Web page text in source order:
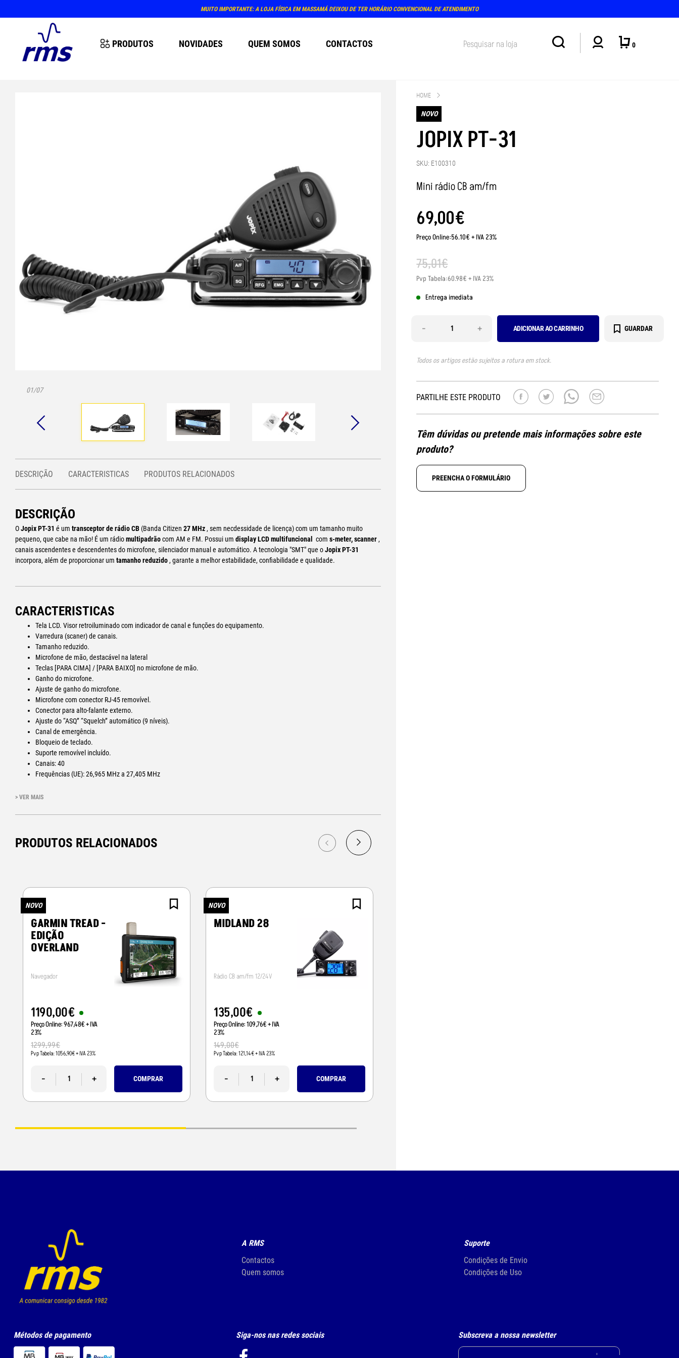
MUITO IMPORTANTE: A LOJA FÍSICA EM MASSAMÁ DEIXOU DE TER HORÁRIO CONVENCIONAL DE ATENDIMENTO
PRODUTOS NOVIDADES QUEM SOMOS CONTACTOS 0
01/07
DESCRIÇÃO CARACTERISTICAS PRODUTOS RELACIONADOS
DESCRIÇÃO
OJopix PT-31 é umtransceptor de rádio CB (Banda Citizen27 MHz, sem necdessidade de licença) com um tamanho muito
pequeno, que cabe na mão! É um rádiomultipadrãocom AM e FM. Possui umdisplayLCD multifuncional coms-meter, scanner,
canais ascendentes e descendentes do microfone, silenciador manual e automático. A tecnologia "SMT" que oJopix PT-31
incorpora, além de proporcionar umtamanho reduzido, garante a melhor estabilidade, confiabilidade e qualidade.
CARACTERISTICAS
Tela LCD. Visor retroiluminado com indicador de canal e funções do equipamento.
Varredura (scaner) de canais.
Tamanho reduzido.
Microfone de mão, destacável na lateral
Teclas [PARA CIMA] / [PARA BAIXO] no microfone de mão.
Ganho do microfone.
Ajuste de ganho do microfone.
Microfone com conector RJ-45 removível.
Conector para alto-falante externo.
Ajuste do “ASQ” “Squelch” automático (9 níveis).
Canal de emergência.
Bloqueio de teclado.
Suporte removível incluído.
Canais: 40
Frequências (UE): 26,965 MHz a 27,405 MHz
Potência de saída de RF: 4 W
Conector de antena: SO-239.
Temperatura de operação: -20ºC a +60ºC.
Ciclo de trabalho: 5 – 5 – 90% (Tx- Rx- Standby)
> VER MAIS
PRODUTOS RELACIONADOS
NOVO
GARMIN TREAD -
EDIÇÃO
OVERLAND
Navegador
1190,00€
Preço Online:967,48€+ IVA
23%
1299,99€
Pvp Tabela:1056,90€+ IVA 23%
- + COMPRAR
NOVO
MIDLAND 28
Rádio CB am/fm 12/24V
135,00€
Preço Online:109,76€+ IVA
23%
149,00€
Pvp Tabela:121,14€+ IVA 23%
- + COMPRAR
HOME
NOVO
JOPIX PT-31
SKU: E100310
Mini rádio CB am/fm
69,00€
Preço Online:56.10€ + IVA 23%
75,01€
Pvp Tabela:60.98€ + IVA 23%
Entrega imediata
- + ADICIONAR AO CARRINHO GUARDAR
Todos os artigos estão sujeitos a rotura em stock.
PARTILHE ESTE PRODUTO
Têm dúvidas ou pretende mais informações sobre este
produto?
PREENCHA O FORMULÁRIO
A RMS
Contactos
Quem somos
Suporte
Condições de Envio
Condições de Uso
Métodos de pagamento Siga-nos nas redes sociais Subscreva a nossa newsletter